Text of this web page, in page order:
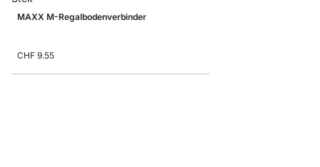
MAXX M-Regalbodenverbinder
CHF 9.55